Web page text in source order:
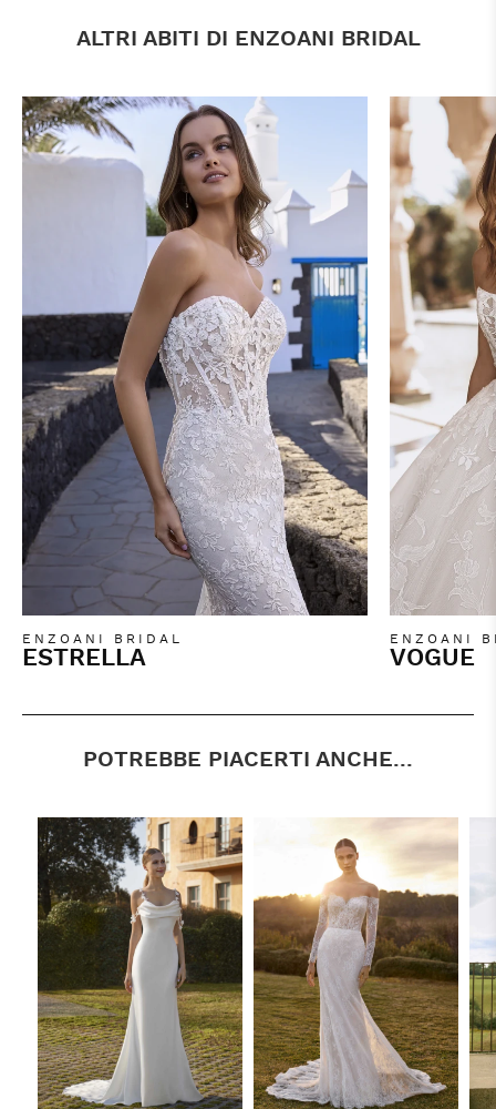
ALTRI ABITI DI ENZOANI BRIDAL
ENZOANI BRIDAL
ESTRELLA
ENZOANI
VOGUE
POTREBBE PIACERTI ANCHE...